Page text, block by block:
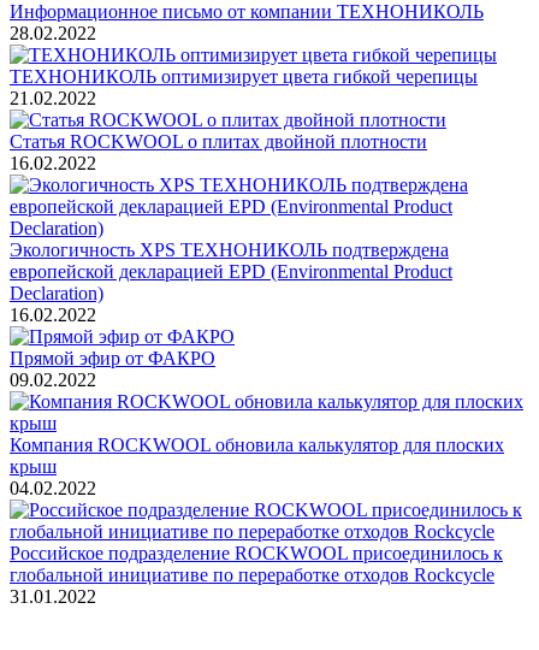
Информационное письмо от компании ТЕХНОНИКОЛЬ
28.02.2022
ТЕХНОНИКОЛЬ оптимизирует цвета гибкой черепицы
21.02.2022
Статья ROCKWOOL о плитах двойной плотности
16.02.2022
Экологичность XPS ТЕХНОНИКОЛЬ подтверждена
европейской декларацией EPD (Environmental Product
Declaration)
16.02.2022
Прямой эфир от ФАКРО
09.02.2022
Компания ROCKWOOL обновила калькулятор для плоских
крыш
04.02.2022
Российское подразделение ROCKWOOL присоединилось к
глобальной инициативе по переработке отходов Rockcycle
31.01.2022